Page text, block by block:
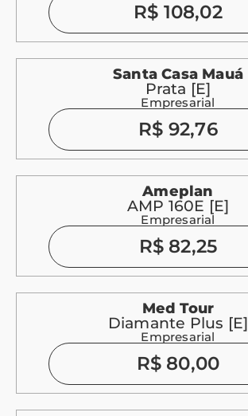
R$ 108,02
Santa Casa Mauá
Prata [E]
Empresarial
R$ 92,76
Ameplan
AMP 160E [E]
Empresarial
R$ 82,25
Med Tour
Diamante Plus [E]
Empresarial
R$ 80,00